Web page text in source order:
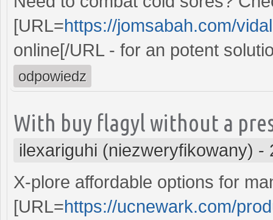
[URL=https://jomsabah.com/
online[/URL - for an potent
odpowiedz
With buy flagyl without a
ilexariguhi (niezweryfikowany) -
X-plore affordable options for
[URL=https://ucnewark.com/